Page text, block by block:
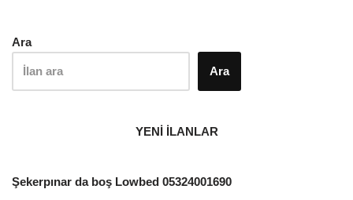
Ara
Ara
YENİ İLANLAR
Şekerpınar da boş Lowbed 05324001690